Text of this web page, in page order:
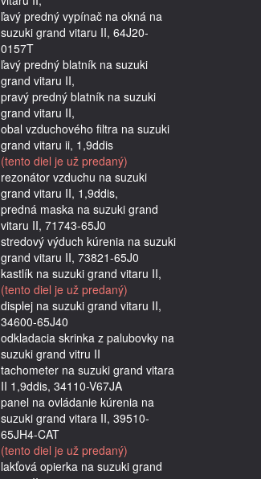
ľavý predný vypínač na okná na
suzuki grand vitaru II, 64J20-
0157T
ľavý predný blatník na suzuki
grand vitaru II,
pravý predný blatník na suzuki
grand vitaru II,
obal vzduchového filtra na suzuki
grand vitaru ii, 1,9ddis
(tento diel je už predaný)
rezonátor vzduchu na suzuki
grand vitaru II, 1,9ddis,
predná maska na suzuki grand
vitaru II, 71743-65J0
stredový výduch kúrenia na suzuki
grand vitaru II, 73821-65J0
kastlík na suzuki grand vitaru II,
(tento diel je už predaný)
displej na suzuki grand vitaru II,
34600-65J40
odkladacia skrinka z palubovky na
suzuki grand vitru II
tachometer na suzuki grand vitara
II 1,9ddis, 34110-V67JA
panel na ovládanie kúrenia na
suzuki grand vitara II, 39510-
65JH4-CAT
(tento diel je už predaný)
lakťová opierka na suzuki grand